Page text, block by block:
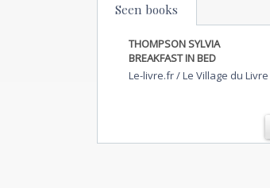
Seen books
THOMPSON SYLVIA
BREAKFAST IN BED
Le-livre.fr / Le Village du Livre